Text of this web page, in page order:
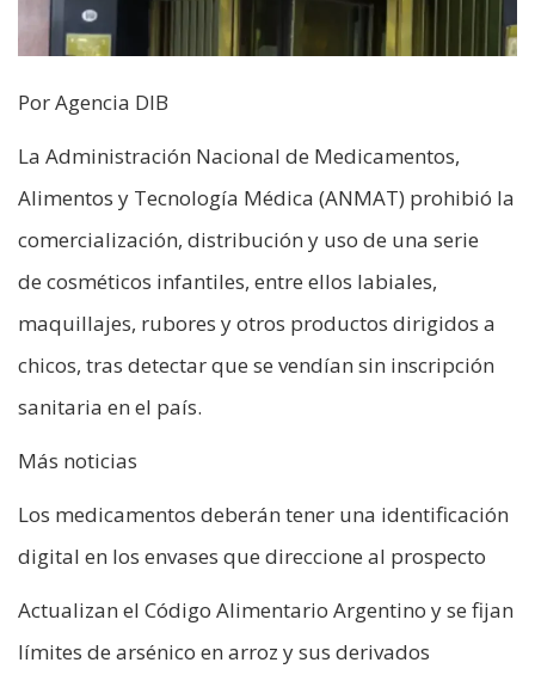
Por Agencia DIB
La Administración Nacional de Medicamentos,
Alimentos y Tecnología Médica (ANMAT) prohibió la
comercialización, distribución y uso de una serie
de cosméticos infantiles, entre ellos labiales,
maquillajes, rubores y otros productos dirigidos a
chicos, tras detectar que se vendían sin inscripción
sanitaria en el país.
Más noticias
Los medicamentos deberán tener una identificación
digital en los envases que direccione al prospecto
Actualizan el Código Alimentario Argentino y se fijan
límites de arsénico en arroz y sus derivados